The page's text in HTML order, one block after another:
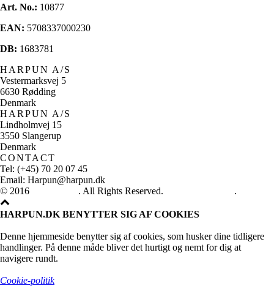
Art. No.: 10877
EAN: 5708337000230
DB: 1683781
HARPUN A/S
Vestermarksvej 5
6630 Rødding
Denmark
HARPUN A/S
Lindholmvej 15
3550 Slangerup
Denmark
CONTACT
Tel: (+45) 70 20 07 45
Email: Harpun@harpun.dk
© 2016
. All Rights Reserved. .
HARPUN.DK BENYTTER SIG AF COOKIES
Denne hjemmeside benytter sig af cookies, som husker dine tidligere
handlinger. På denne måde bliver det hurtigt og nemt for dig at
navigere rundt.
Cookie-politik